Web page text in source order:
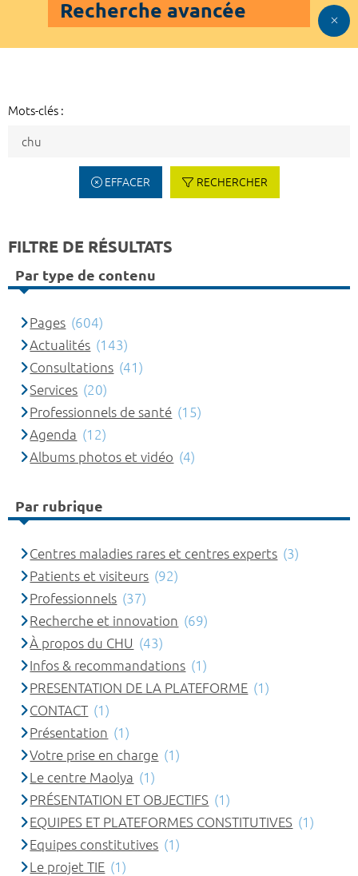
Recherche avancée
Mots-clés :
EFFACER RECHERCHER
FILTRE DE RÉSULTATS
Par type de contenu
Pages (604)
Actualités (143)
Consultations (41)
Services (20)
Professionnels de santé (15)
Agenda (12)
Albums photos et vidéo (4)
Par rubrique
Centres maladies rares et centres experts (3)
Patients et visiteurs (92)
Professionnels (37)
Recherche et innovation (69)
À propos du CHU (43)
Infos & recommandations (1)
PRESENTATION DE LA PLATEFORME (1)
CONTACT (1)
Présentation (1)
Votre prise en charge (1)
Le centre Maolya (1)
PRÉSENTATION ET OBJECTIFS (1)
EQUIPES ET PLATEFORMES CONSTITUTIVES (1)
Equipes constitutives (1)
Le projet TIE (1)